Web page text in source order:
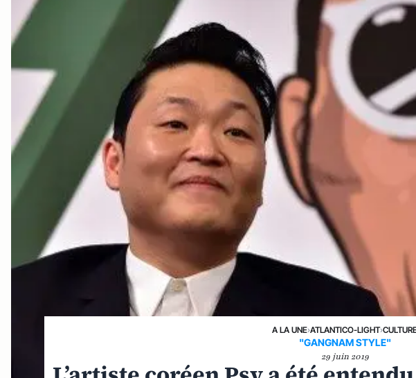
A LA UNE›ATLANTICO-LIGHT›
"GANGNAM STYLE"
29 juin 2019